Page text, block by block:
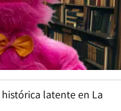
latente en La